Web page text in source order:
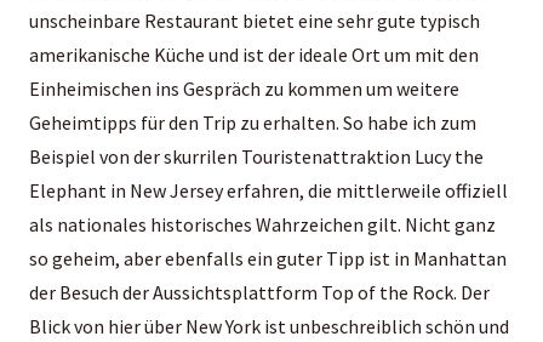
unscheinbare Restaurant bietet eine sehr gute typisch
amerikanische Küche und ist der ideale Ort um mit den
Einheimischen ins Gespräch zu kommen um weitere
Geheimtipps für den Trip zu erhalten. So habe ich zum
Beispiel von der skurrilen Touristenattraktion Lucy the
Elephant in New Jersey erfahren, die mittlerweile offiziell
als nationales historisches Wahrzeichen gilt. Nicht ganz
so geheim, aber ebenfalls ein guter Tipp ist in Manhattan
der Besuch der Aussichtsplattform Top of the Rock. Der
Blick von hier über New York ist unbeschreiblich schön und